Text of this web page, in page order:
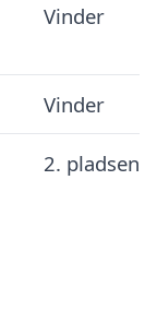
Vinder
Vinder
2. pladsen